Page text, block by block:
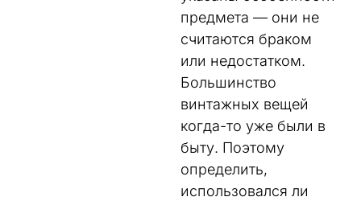
предмета — они не
считаются браком
или недостатком.
Большинство
винтажных вещей
когда-то уже были в
быту. Поэтому
определить,
использовался ли